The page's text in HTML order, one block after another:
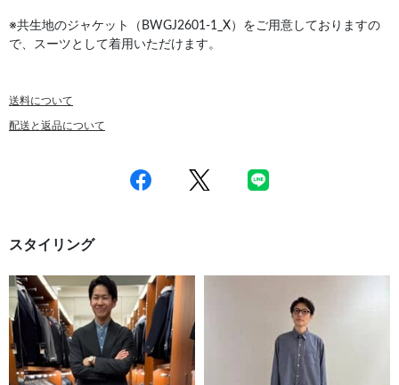
※共生地のジャケット（BWGJ2601-1_X）をご用意しておりますの
で、スーツとして着用いただけます。
送料について
配送と返品について
スタイリング